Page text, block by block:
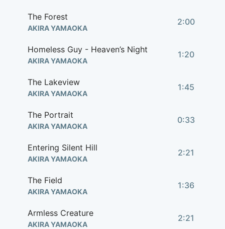
The Forest
AKIRA YAMAOKA
2:00
Homeless Guy - Heaven’s Night
AKIRA YAMAOKA
1:20
The Lakeview
AKIRA YAMAOKA
1:45
The Portrait
AKIRA YAMAOKA
0:33
Entering Silent Hill
AKIRA YAMAOKA
2:21
The Field
AKIRA YAMAOKA
1:36
Armless Creature
AKIRA YAMAOKA
2:21